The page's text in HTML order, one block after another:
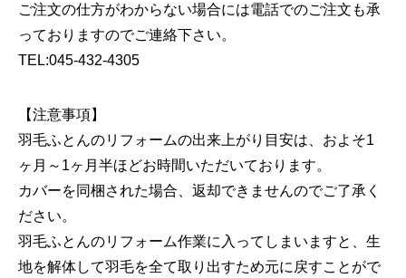
ご注文の仕方がわからない場合には電話でのご注文も承
っておりますのでご連絡下さい。
TEL:045-432-4305
【注意事項】
羽毛ふとんのリフォームの出来上がり目安は、およそ1
ヶ月～1ヶ月半ほどお時間いただいております。
カバーを同梱された場合、返却できませんのでご了承く
ださい。
羽毛ふとんのリフォーム作業に入ってしまいますと、生
地を解体して羽毛を全て取り出すため元に戻すことがで